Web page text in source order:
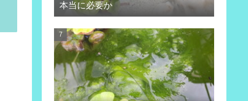
本当に必要か